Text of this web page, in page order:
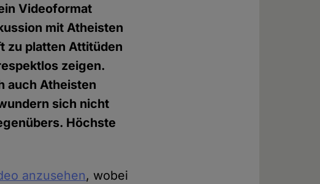
Videoformat
mit Atheisten
zu platten Attitüden
zeigen.
auch Atheisten
sich nicht
Höchste
anzusehen, wobei